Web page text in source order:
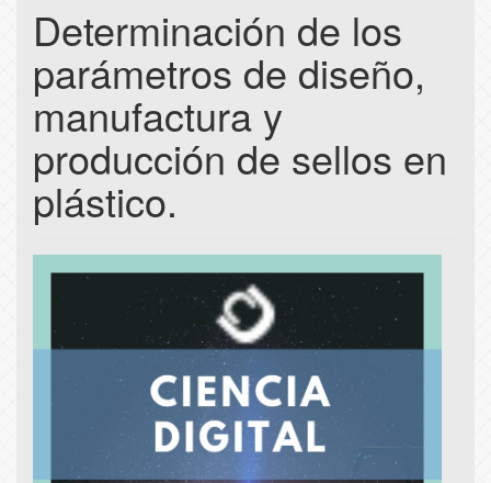
Determinación de los
parámetros de diseño,
manufactura y
producción de sellos en
plástico.
Article
Sidebar